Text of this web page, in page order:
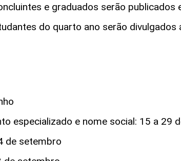
e graduados serão publicados
do quarto ano serão divulgados
especializado e nome social: 15 a 29
de setembro